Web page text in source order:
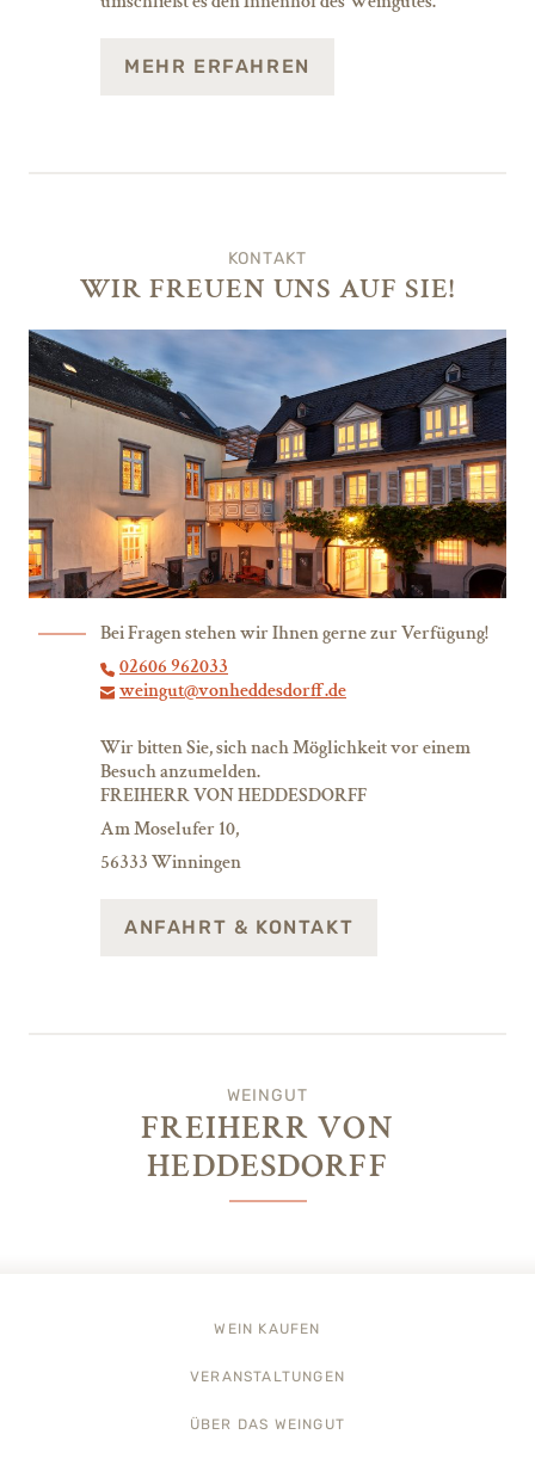
MEHR ERFAHREN
KONTAKT
WIR FREUEN UNS AUF SIE!
Bei Fragen stehen wir Ihnen gerne zur Verfügung!
02606 962033
weingut@vonheddesdorff.de
Wir bitten Sie, sich nach Möglichkeit vor einem
Besuch anzumelden.
FREIHERR VON HEDDESDORFF
Am Moselufer 10,
56333 Winningen
ANFAHRT & KONTAKT
WEINGUT
FREIHERR VON
HEDDESDORFF
WEIN KAUFEN
VERANSTALTUNGEN
ÜBER DAS WEINGUT